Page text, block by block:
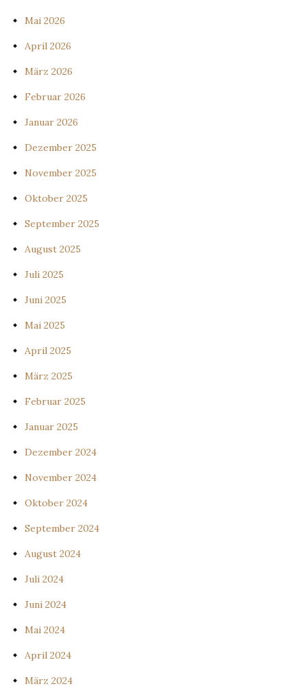
Mai 2026
April 2026
März 2026
Februar 2026
Januar 2026
Dezember 2025
November 2025
Oktober 2025
September 2025
August 2025
Juli 2025
Juni 2025
Mai 2025
April 2025
März 2025
Februar 2025
Januar 2025
Dezember 2024
November 2024
Oktober 2024
September 2024
August 2024
Juli 2024
Juni 2024
Mai 2024
April 2024
März 2024